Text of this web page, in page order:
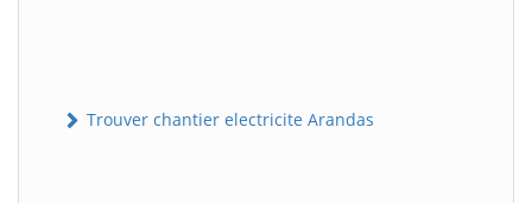
Trouver chantier electricite Arandas